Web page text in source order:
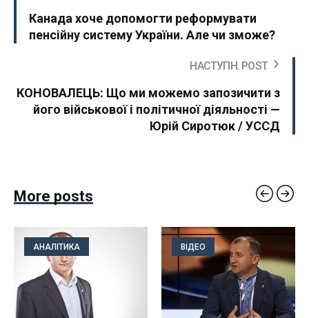
Канада хоче допомогти реформувати
пенсійну систему України. Але чи зможе?
НАСТУПН. POST
КОНОВАЛЕЦЬ: Що ми можемо запозичити з
його військової і політичної діяльності —
Юрій Сиротюк / УССД
More posts
АНАЛІТИКА ВІДЕО